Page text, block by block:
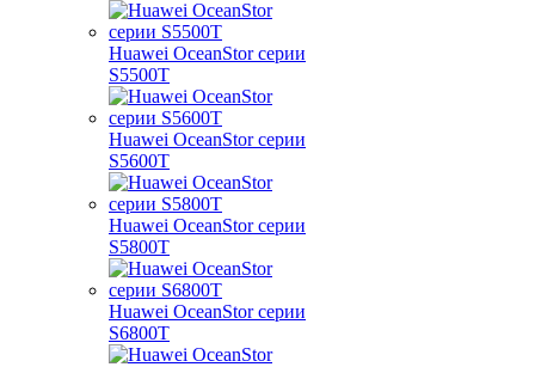
Huawei OceanStor серии
S5500T
Huawei OceanStor серии
S5600T
Huawei OceanStor серии
S5800T
Huawei OceanStor серии
S6800T